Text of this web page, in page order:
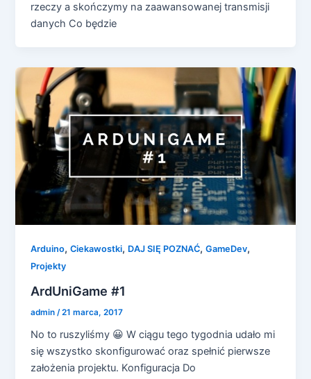
rzeczy a skończymy na zaawansowanej transmisji
danych Co będzie
Arduino,Ciekawostki, DAJ SIĘ POZNAĆ,GameDev,
Projekty
ArdUniGame #1
admin /21 marca, 2017
No to ruszyliśmy 😀 W ciągu tego tygodnia udało mi
się wszystko skonfigurować oraz spełnić pierwsze
założenia projektu. Konfiguracja Do